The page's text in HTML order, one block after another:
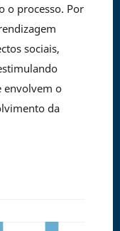
o processo. Por
sociais,
envolvem o
da